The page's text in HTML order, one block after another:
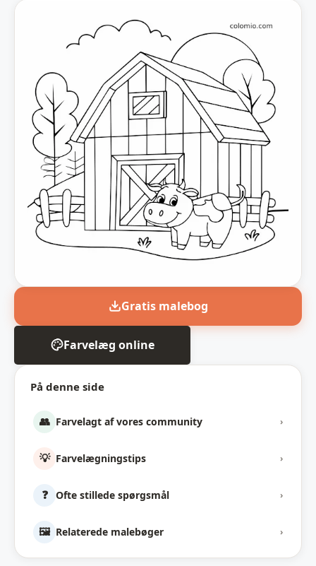
På denne side
👥 Farvelagt af vores community ›
💡 Farvelægningstips ›
❓ Ofte stillede spørgsmål ›
🖼️ Relaterede malebøger ›
Gratis malebog
Farvelæg online